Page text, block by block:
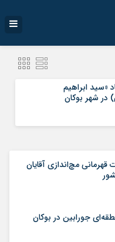
«سید ابراهیم
در شهر بوکان
قهرمانی مچ‌اندازی آقایان
جورابین در بوکان